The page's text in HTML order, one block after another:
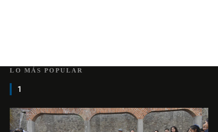
LO MÁS POPULAR
1